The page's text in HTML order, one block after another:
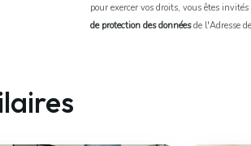
pour exercer vos droits, vous êtes
de protection des donnéesde l'Adresse